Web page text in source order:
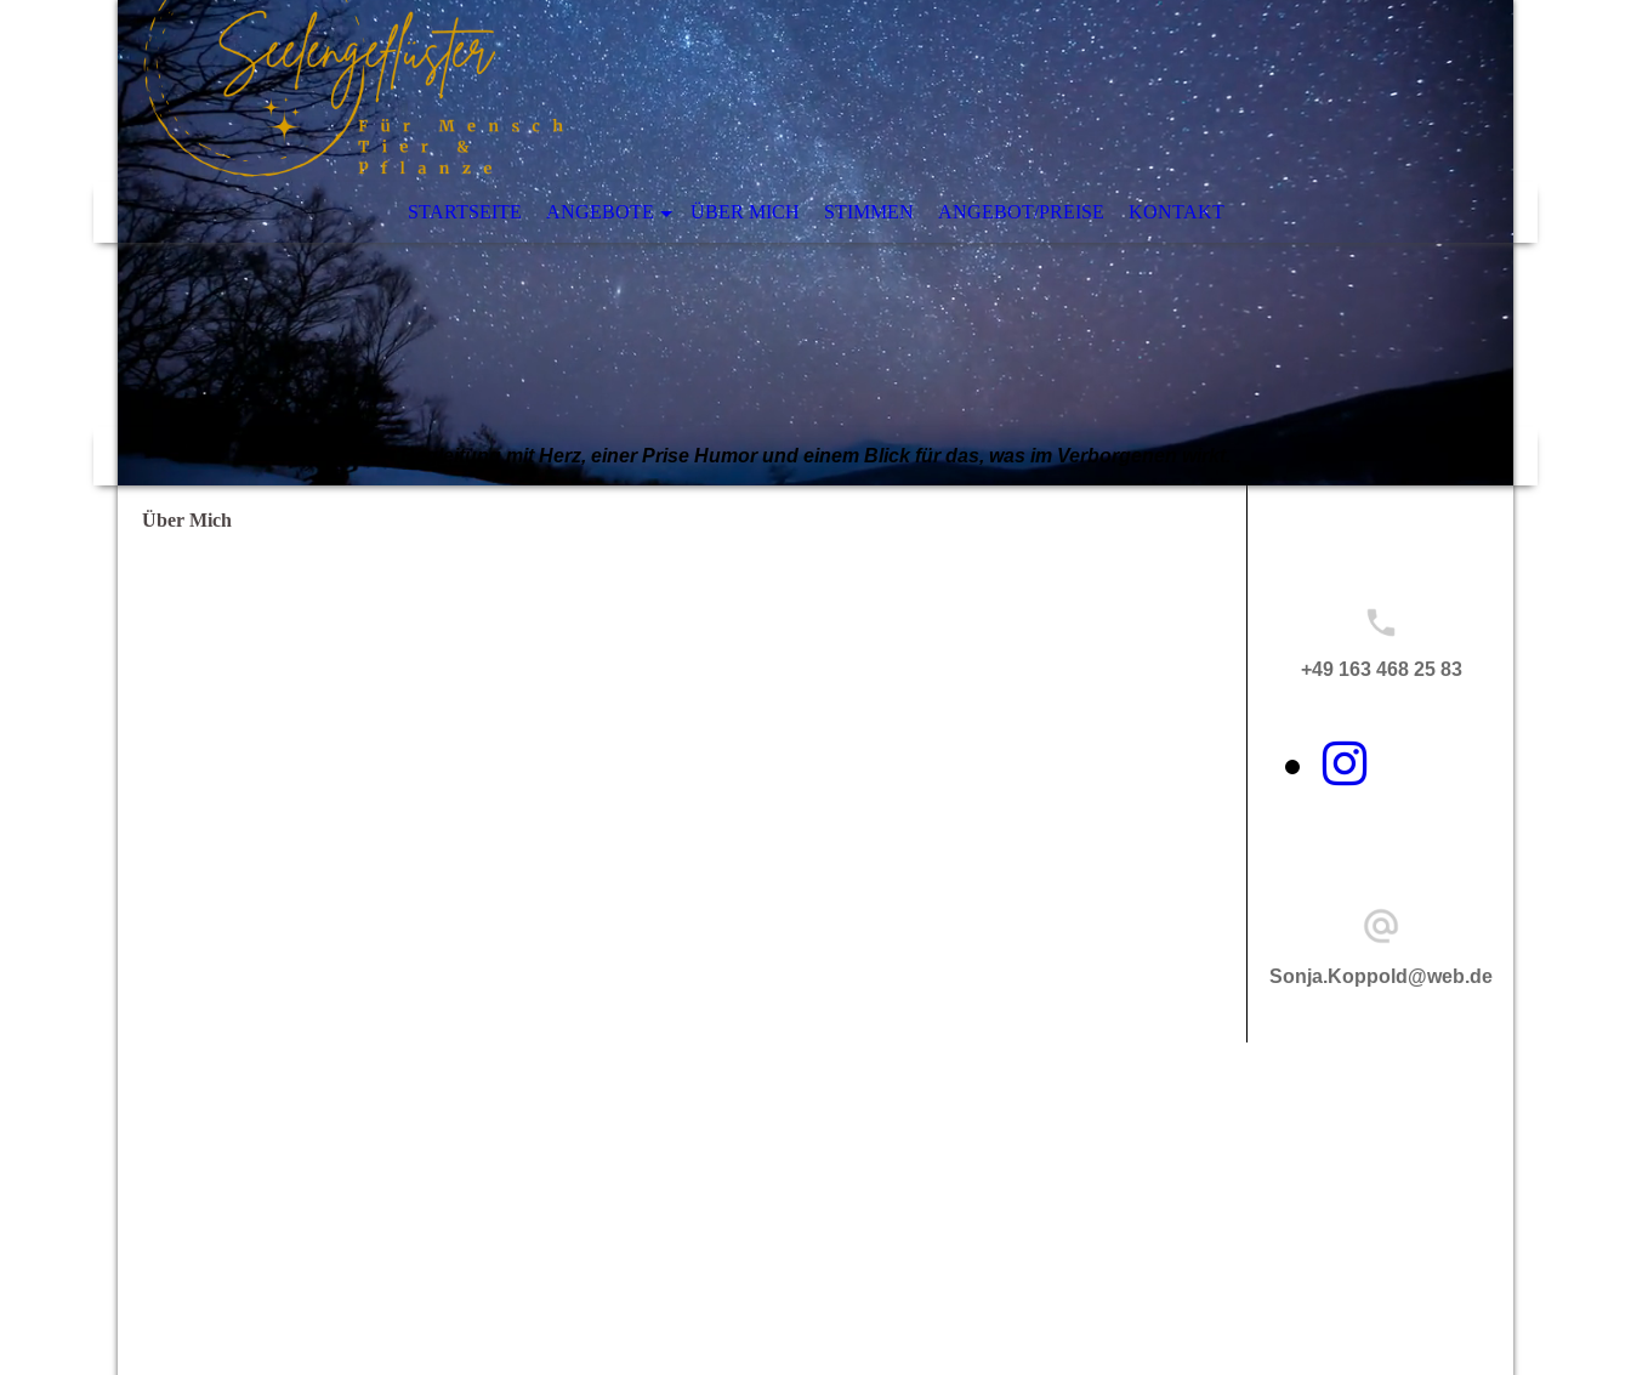
STARTSEITE ANGEBOTE ÜBER MICH STIMMEN ANGEBOT/PREISE KONTAKT
Begleitung mit Herz, einer Prise Humor und einem Blick für das, was im Verborgenen wirkt.
Über Mich
+49 163 468 25 83
Sonja.Koppold@web.de